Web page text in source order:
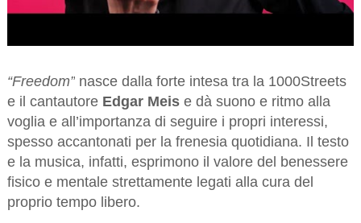
“Freedom” nasce dalla forte intesa tra la 1000Streets
e il cantautore Edgar Meis e dà suono e ritmo alla
voglia e all’importanza di seguire i propri interessi,
spesso accantonati per la frenesia quotidiana. Il testo
e la musica, infatti, esprimono il valore del benessere
fisico e mentale strettamente legati alla cura del
proprio tempo libero.